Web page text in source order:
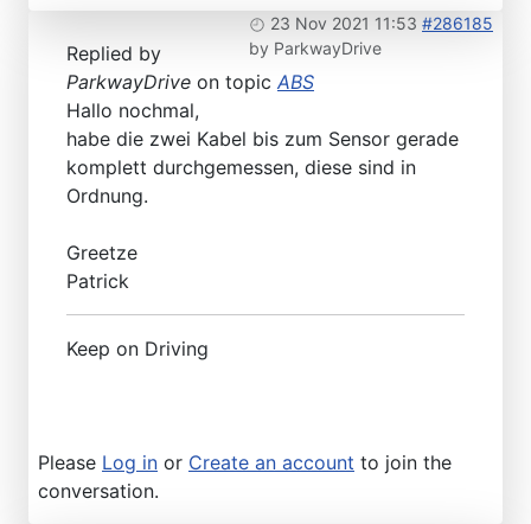
23 Nov 2021 11:53 #286185
by ParkwayDrive
Replied by
ParkwayDrive on topic ABS
Hallo nochmal,
habe die zwei Kabel bis zum Sensor gerade
komplett durchgemessen, diese sind in
Ordnung.
Greetze
Patrick
Keep on Driving
Please Log in or Create an account to join the
conversation.